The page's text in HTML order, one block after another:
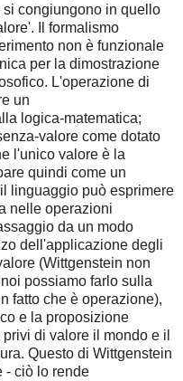
congiungono in quello
Il formalismo
non è funzionale
per la dimostrazione
L'operazione di
un
logica-matematica;
valore come dotato
l'unico valore è la
quindi come un
linguaggio può esprimere
nelle operazioni
da un modo
dell'applicazione degli
(Wittgenstein non
possiamo farlo sulla
fatto che è operazione),
e la proposizione
di valore il mondo e il
Questo di Wittgenstein
- ciò lo rende